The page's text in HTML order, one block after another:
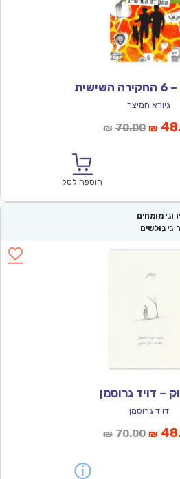
גיורא חמיצר
₪ 70.00המחיר
₪
הוספה לסל
מומחים
גולשים
– דויד גרוסמן
דויד גרוסמן
₪ 70.00המחיר
₪